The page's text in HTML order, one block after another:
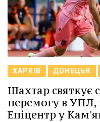
ХАРКІВ ДОНЕЦЬК
Шахтар святкує
перемогу в
Епіцентр у